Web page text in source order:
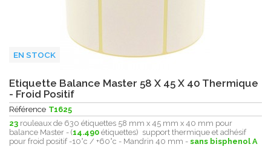
EN STOCK
Etiquette Balance Master 58 X 45 X 40 Thermique
- Froid Positif
Référence T1625
23 rouleaux de 630 étiquettes 58 mm x 45 mm x 40 mm pour
balance Master - (14.490 étiquettes) support thermique et adhésif
pour froid positif -10°c / +60°c - Mandrin 40 mm - sans bisphenol A